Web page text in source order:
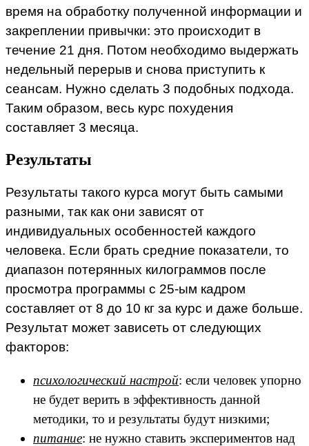
время на обработку полученной информации и
закреплении привычки: это происходит в
течение 21 дня. Потом необходимо выдержать
недельный перерыв и снова приступить к
сеансам. Нужно сделать 3 подобных подхода.
Таким образом, весь курс похудения
составляет 3 месяца.
Результаты
Результаты такого курса могут быть самыми
разными, так как они зависят от
индивидуальных особенностей каждого
человека. Если брать средние показатели, то
диапазон потерянных килограммов после
просмотра программы с 25-ым кадром
составляет от 8 до 10 кг за курс и даже больше.
Результат может зависеть от следующих
факторов:
психологический настрой: если человек упорно
не будет верить в эффективность данной
методики, то и результаты будут низкими;
питание: не нужно ставить экспериментов над